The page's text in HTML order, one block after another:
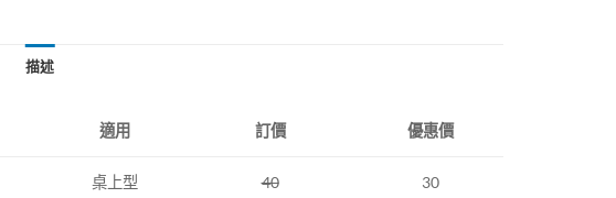
描述
適用 訂價 優惠價
桌上型 40 30